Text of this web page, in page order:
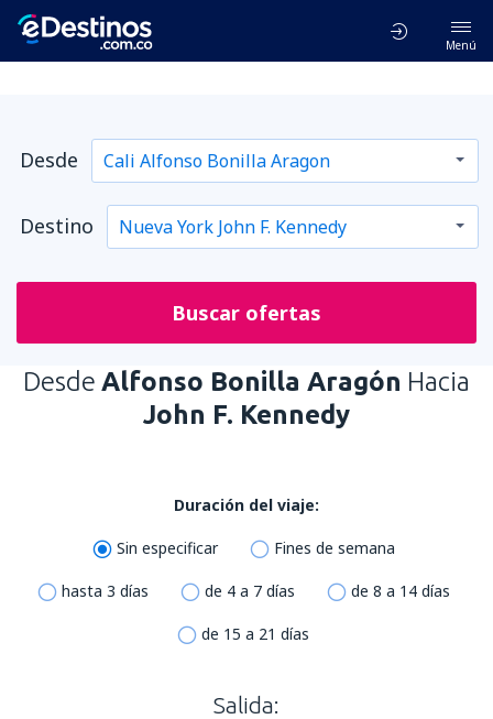
Menú
Desde
Destino
Buscar ofertas
Desde Alfonso Bonilla Aragón Hacia
John F. Kennedy
Duración del viaje:
Sin especificar Fines de semana
hasta 3 días de 4 a 7 días de 8 a 14 días
de 15 a 21 días
Salida: